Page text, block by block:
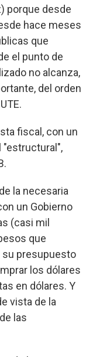
porque desde
hace meses
que
el punto de
no alcanza,
del orden
fiscal, con un
"estructural",
la necesaria
un Gobierno
(casi mil
que
su presupuesto
los dólares
en dólares. Y
vista de la
las